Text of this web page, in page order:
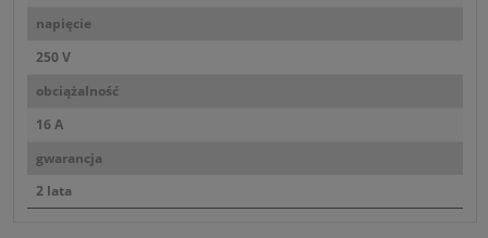
napięcie
250 V
obciążalność
16 A
gwarancja
2 lata